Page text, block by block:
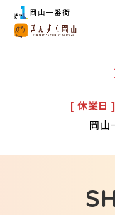
[ 休業日 ]
岡山